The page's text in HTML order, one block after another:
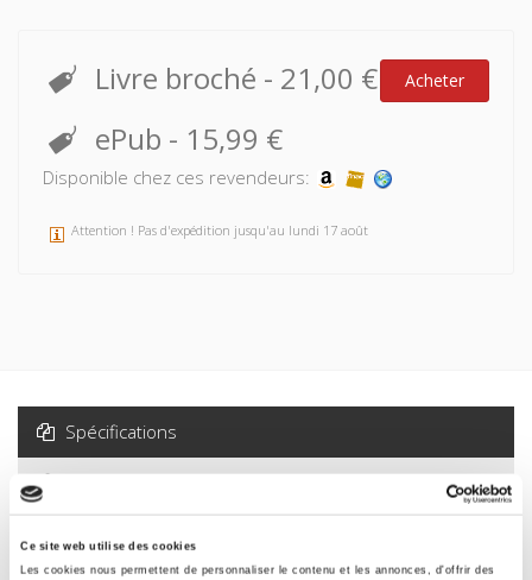
Ce site web utilise des cookies
Les cookies nous permettent de personnaliser le contenu et les annonces, d'offrir des
Livre broché - 21,00 € Acheter
ePub - 15,99 €
Disponible chez ces revendeurs:
Attention ! Pas d'expédition jusqu'au lundi 17 août
Spécifications